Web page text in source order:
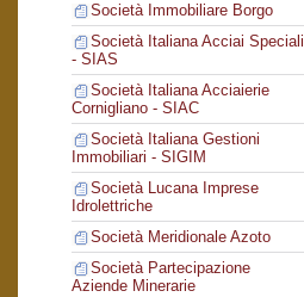
Società Immobiliare Borgo
Società Italiana Acciai Speciali
- SIAS
Società Italiana Acciaierie
Cornigliano - SIAC
Società Italiana Gestioni
Immobiliari - SIGIM
Società Lucana Imprese
Idrolettriche
Società Meridionale Azoto
Società Partecipazione
Aziende Minerarie